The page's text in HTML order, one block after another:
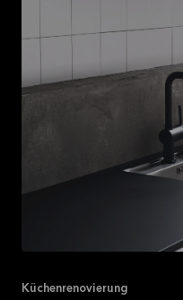
Küchenrenovierung